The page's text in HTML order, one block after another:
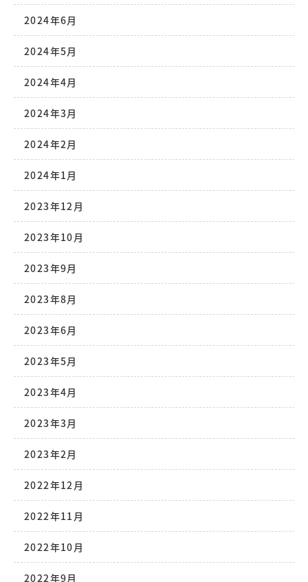
2024年6月
2024年5月
2024年4月
2024年3月
2024年2月
2024年1月
2023年12月
2023年10月
2023年9月
2023年8月
2023年6月
2023年5月
2023年4月
2023年3月
2023年2月
2022年12月
2022年11月
2022年10月
2022年9月